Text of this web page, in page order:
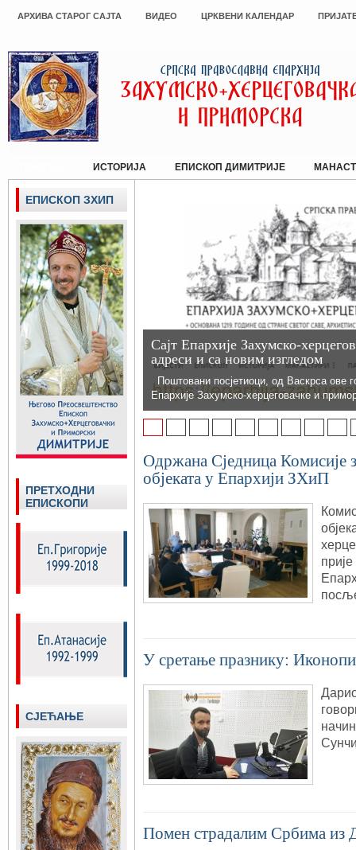
АРХИВА СТАРОГ САЈТА ВИДЕО ЦРКВЕНИ КАЛЕНДАР
ИСТОРИЈА ЕПИСКОП ДИМИТРИЈЕ
Сајт Епархије Захумско-
адреси и са новим изгледом
Поштовани посјетиоци, од Васкрса ове
Епархије Захумско-херцеговачке и
Одржана Сједница Комисије
објеката у Епархији ЗХиП
У сретање празнику:
Помен страдалим Србима из
ЕПИСКОП ЗХИП
ПРЕТХОДНИ
ЕПИСКОПИ
СЈЕЋАЊЕ